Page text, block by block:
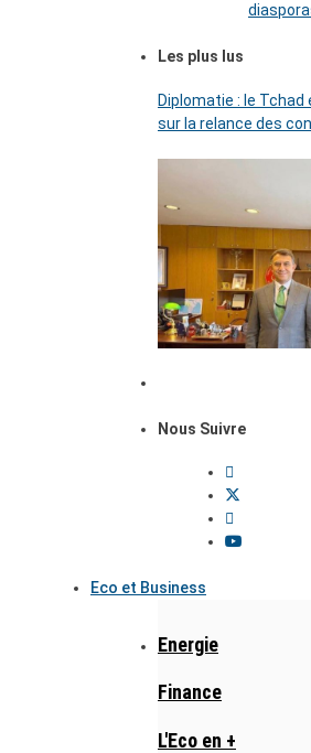
Les plus lus
Diplomatie : le
sur la relance des
Nous Suivre
Eco et Business
Energie
Finance
L'Eco en +